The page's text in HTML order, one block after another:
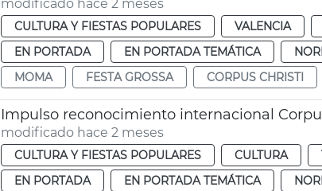
modificado hace 2 meses
CULTURA Y FIESTAS POPULARES VALENCIA
EN PORTADA
EN PORTADA TEMÁTICA
MOMA
FESTA GROSSA CORPUS CHRISTI
Impulso reconocimiento internacional
modificado hace 2 meses
CULTURA Y FIESTAS POPULARES CULTURA
EN PORTADA
EN PORTADA TEMÁTICA